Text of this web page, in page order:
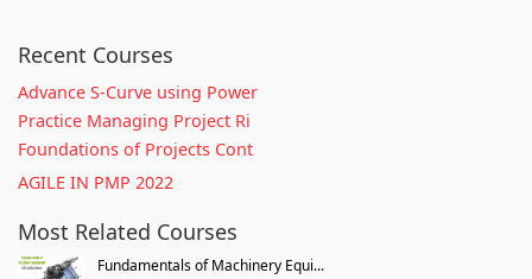
Recent Courses
Advance S-Curve using Power
Practice Managing Project Ri
Foundations of Projects Cont
AGILE IN PMP 2022
Most Related Courses
Fundamentals of Machinery Equi...